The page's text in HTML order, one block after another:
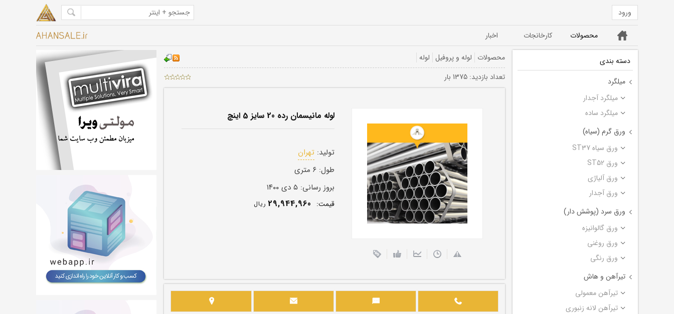
ورود
خانه محصولات کارخانجات اخبار
دسته بندی
میلگرد
میلگرد آجدار
میلگرد ساده
ورق گرم (سیاه)
ورق سیاه ST37
ورق ST52
ورق آلیاژی
ورق آجدار
ورق سرد (پوشش دار)
ورق گالوانیزه
ورق روغنی
ورق رنگی
تیرآهن و هاش
تیرآهن معمولی
تیرآهن لانه زنبوری
محصولات لوله و پروفیل لوله
تعداد بازديد: 1375 بار
لوله مانیسمان رده 20 سایز 5 اینچ
تولید: تهران
طول: ۶ متری
بروز رسانی: ۵ دی ۱۴۰۰
قيمت: 29,944,960 ريال